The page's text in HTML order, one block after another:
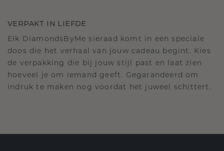
VERPAKT IN LIEFDE
Elk DiamondsByMe sieraad komt in een speciale
doos die het verhaal van jouw cadeau begint. Kies
de verpakking die bij jouw stijl past en laat zien
hoeveel je om iemand geeft. Gegarandeerd om
indruk te maken nog voordat het juweel schittert.